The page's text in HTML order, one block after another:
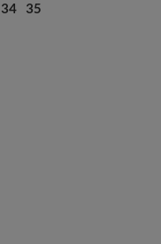
34 35